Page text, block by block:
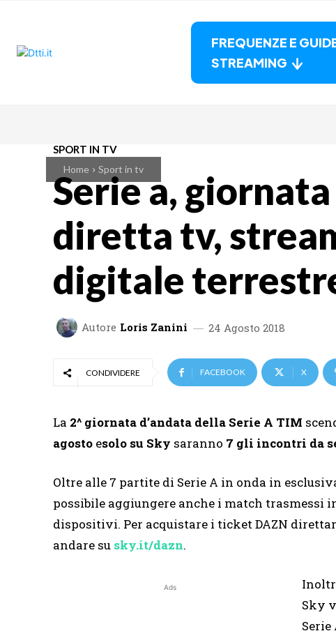
FREQUENZE E
STREAMING
Home Sport in tv
SPORT IN TV
Serie a,
diretta tv,
digitale
Autore Loris Zanini 24 Agosto 2018
CONDIVIDERE FACEBOOK X
La 2^ giornata d’andata della Serie A TIM
agosto esolo su Sky saranno 7 gli incontri da
Oltre alle 7 partite di Serie A in onda in
possibile aggiungere anche i match trasmessi
dispositivi. Per acquistare i ticket DAZN
andare su sky.it/dazn.
Ads
Sky
Serie